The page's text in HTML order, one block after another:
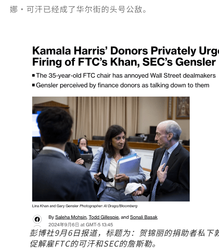
娜·可汗已经成了华尔街的头号公敌。
彭博社9月6日报道，标题为：贺锦丽的捐助者私下
促解雇FTC的可汗和SEC的詹斯勒。